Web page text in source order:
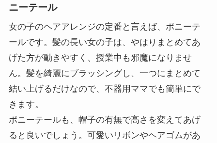
ニーテール
女の子のヘアアレンジの定番と言えば、ポニーテ
ールです。髪の長い女の子は、やはりまとめてあ
げた方が動きやすく、授業中も邪魔になりませ
ん。髪を綺麗にブラッシングし、一つにまとめて
結い上げるだけなので、不器用ママでも簡単にで
きます。
ポニーテールも、帽子の有無で高さを変えてあげ
ると良いでしょう。可愛いリボンやヘアゴムがあ